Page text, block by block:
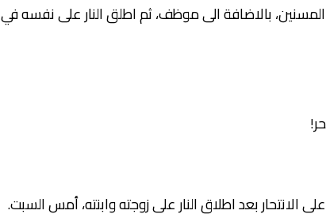
بالاضافة الى موظف، ثم اطلق النار على نفسه في
بعد اطلاق النار على زوجته وابنته، أمس السبت.